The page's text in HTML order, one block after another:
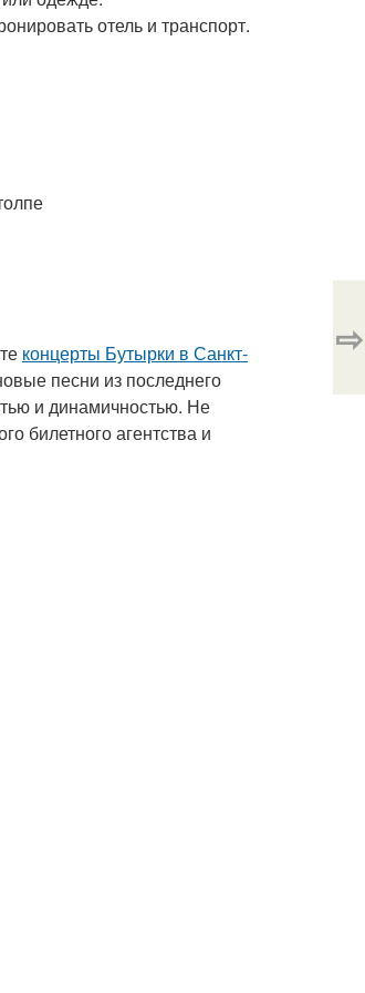
отель и транспорт.
концерты Бутырки в Санкт-
песни из последнего
и динамичностью. Не
билетного агентства и
⇨